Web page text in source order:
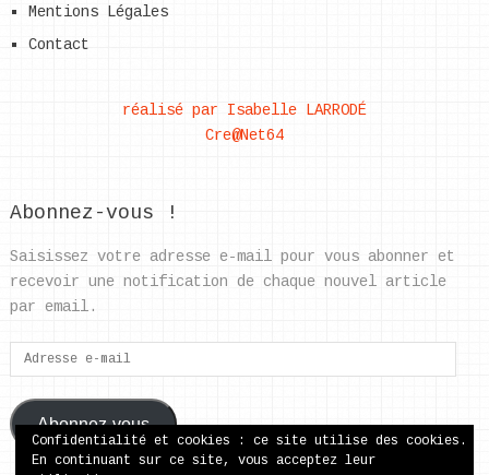
Mentions Légales
Contact
réalisé par Isabelle LARRODÉ
Cre@Net64
Abonnez-vous !
Saisissez votre adresse e-mail pour vous abonner et
recevoir une notification de chaque nouvel article
par email.
Adresse
e-
mail
Abonnez-vous
Confidentialité et cookies : ce site utilise des cookies.
En continuant sur ce site, vous acceptez leur